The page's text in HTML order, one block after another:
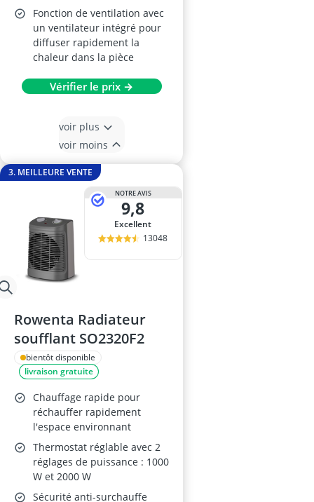
Fonction de ventilation avec
un ventilateur intégré pour
diffuser rapidement la
chaleur dans la pièce
Vérifier le prix →
voir plus
voir moins
3. MEILLEURE VENTE
NOTRE AVIS
9,8
Excellent
13048
Rowenta Radiateur
soufflant SO2320F2
bientôt disponible
livraison gratuite
Chauffage rapide pour
réchauffer rapidement
l'espace environnant
Thermostat réglable avec 2
réglages de puissance : 1000
W et 2000 W
Sécurité anti-surchauffe